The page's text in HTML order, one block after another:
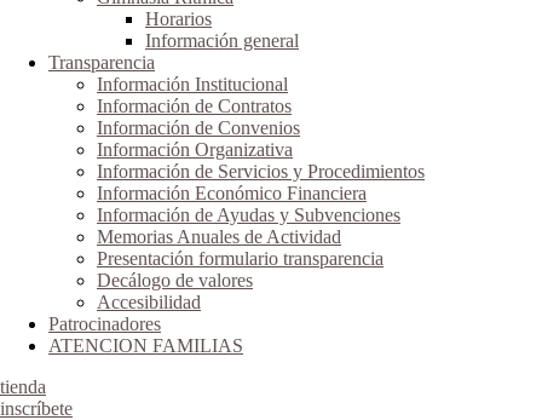
Horarios
Información general
Transparencia
Información Institucional
Información de Contratos
Información de Convenios
Información Organizativa
Información de Servicios y Procedimientos
Información Económico Financiera
Información de Ayudas y Subvenciones
Memorias Anuales de Actividad
Presentación formulario transparencia
Decálogo de valores
Accesibilidad
Patrocinadores
ATENCION FAMILIAS
tienda
inscríbete